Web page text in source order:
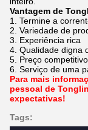
Vantagem de
1. Termine a
2. Variedade de
3. Experiência rica
4. Qualidade digna
5. Preço competitivo
6. Serviço de uma
Para mais
pessoal de
expectativas!
Tags: